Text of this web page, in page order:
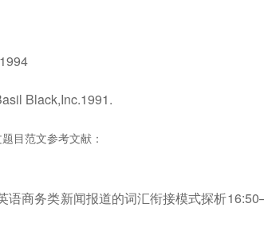
Black,Inc.1991.
目范文参考文献：
商务类新闻报道的词汇衔接模式探析